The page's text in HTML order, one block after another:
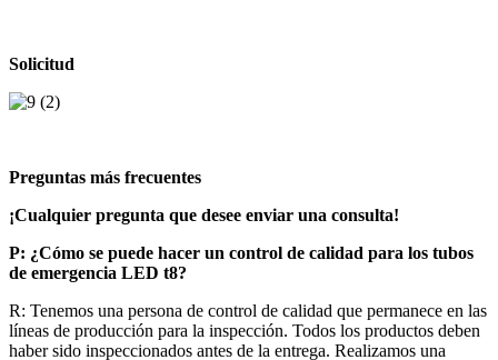
Solicitud
Preguntas más frecuentes
¡Cualquier pregunta que desee enviar una consulta!
P: ¿Cómo se puede hacer un control de calidad para los tubos
de emergencia LED t8?
R: Tenemos una persona de control de calidad que permanece en las
líneas de producción para la inspección. Todos los productos deben
haber sido inspeccionados antes de la entrega. Realizamos una